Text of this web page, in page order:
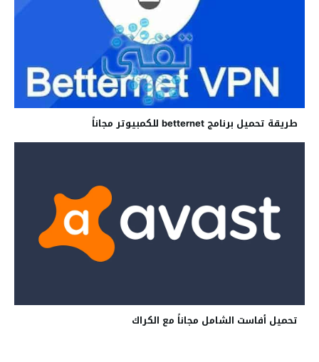
طريقة تحميل برنامج betternet للكمبيوتر مجاناً
تحميل أفاست الشامل مجاناً مع الكراك